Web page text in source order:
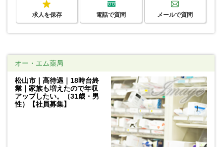
求人を保存 電話で質問 メールで質問
オー・エム薬局
松山市｜高待遇｜18時台終
業｜家族も増えたので年収
アップしたい。（31歳・男
性）【社員募集】